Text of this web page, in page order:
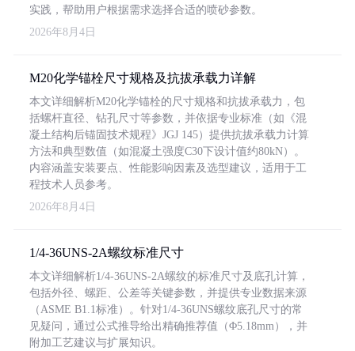
实践，帮助用户根据需求选择合适的喷砂参数。
2026年8月4日
M20化学锚栓尺寸规格及抗拔承载力详解
本文详细解析M20化学锚栓的尺寸规格和抗拔承载力，包
括螺杆直径、钻孔尺寸等参数，并依据专业标准（如《混
凝土结构后锚固技术规程》JGJ 145）提供抗拔承载力计算
方法和典型数值（如混凝土强度C30下设计值约80kN）。
内容涵盖安装要点、性能影响因素及选型建议，适用于工
程技术人员参考。
2026年8月4日
1/4-36UNS-2A螺纹标准尺寸
本文详细解析1/4-36UNS-2A螺纹的标准尺寸及底孔计算，
包括外径、螺距、公差等关键参数，并提供专业数据来源
（ASME B1.1标准）。针对1/4-36UNS螺纹底孔尺寸的常
见疑问，通过公式推导给出精确推荐值（Φ5.18mm），并
附加工艺建议与扩展知识。